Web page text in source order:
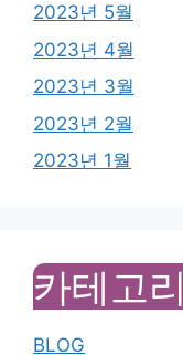
2023년 5월
2023년 4월
2023년 3월
2023년 2월
2023년 1월
카테고리
BLOG